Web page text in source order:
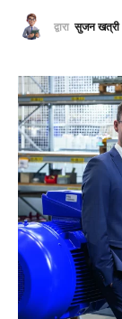
द्वारा सुजन खत्री